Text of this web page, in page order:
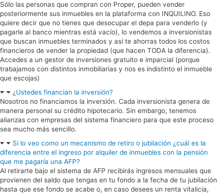
Sólo las personas que compran con Proper, pueden vender
posteriormente sus inmuebles en la plataforma con INQUILINO. Eso
quiere decir que no tienes que desocupar el depa para venderlo (y
pagarle al banco mientras está vacío), lo vendemos a inversionistas
que buscan inmuebles terminados y así te ahorras todos los costos
financieros de vender la propiedad (que hacen TODA la diferencia).
Accedes a un gestor de inversiones gratuito e imparcial (porque
trabajamos con distintos inmobiliarias y nos es indistinto el inmueble
que escojas)
¿Ustedes financian la inversión?
Nosotros no financiamos la inversión. Cada inversionista genera de
manera personal su crédito hipotecario. Sin embargo, tenemos
alianzas con empresas del sistema financiero para que este proceso
sea mucho más sencillo.
Si lo veo como un mecanismo de retiro o jubilación ¿cuál es la
diferencia entre el ingreso por alquiler de inmuebles con la pensión
que me pagaría una AFP?
Al retirarte bajo el sistema de AFP recibirás ingresos mensuales que
provienen del saldo que tengas en tu fondo a la fecha de tu jubilación
hasta que ese fondo se acabe o, en caso desees un renta vitalicia,